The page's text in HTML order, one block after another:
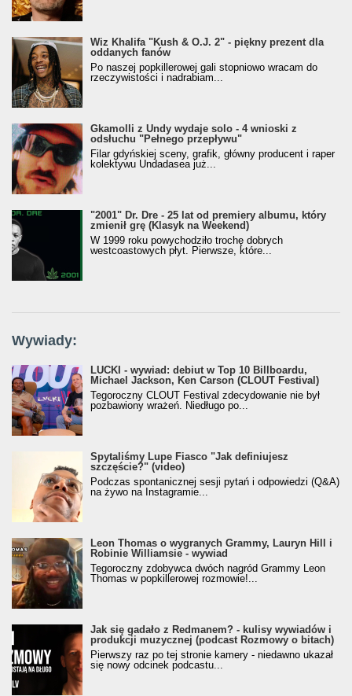
Wiz Khalifa "Kush & O.J. 2" - piękny prezent dla
oddanych fanów
Po naszej popkillerowej gali stopniowo wracam do
rzeczywistości i nadrabiam...
Gkamolli z Undy wydaje solo - 4 wnioski z
odsłuchu "Pełnego przepływu"
Filar gdyńskiej sceny, grafik, główny producent i raper
kolektywu Undadasea już...
"2001" Dr. Dre - 25 lat od premiery albumu, który
zmienił grę (Klasyk na Weekend)
W 1999 roku powychodziło trochę dobrych
westcoastowych płyt. Pierwsze, które...
Wywiady:
LUCKI - wywiad: debiut w Top 10 Billboardu,
Michael Jackson, Ken Carson (CLOUT Festival)
Tegoroczny CLOUT Festival zdecydowanie nie był
pozbawiony wrażeń. Niedługo po...
Spytaliśmy Lupe Fiasco "Jak definiujesz
szczęście?" (video)
Podczas spontanicznej sesji pytań i odpowiedzi (Q&A)
na żywo na Instagramie...
Leon Thomas o wygranych Grammy, Lauryn Hill i
Robinie Williamsie - wywiad
Tegoroczny zdobywca dwóch nagród Grammy Leon
Thomas w popkillerowej rozmowie!...
Jak się gadało z Redmanem? - kulisy wywiadów i
produkcji muzycznej (podcast Rozmowy o bitach)
Pierwszy raz po tej stronie kamery - niedawno ukazał
się nowy odcinek podcastu...